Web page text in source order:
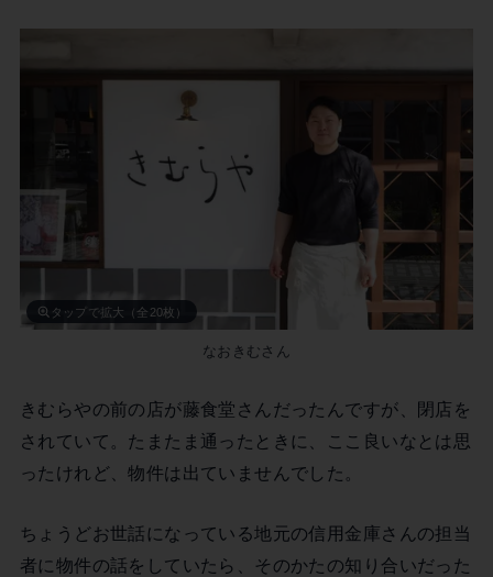
タップで拡大（全20枚）
なおきむさん
きむらやの前の店が藤食堂さんだったんですが、閉店を
されていて。たまたま通ったときに、ここ良いなとは思
ったけれど、物件は出ていませんでした。
ちょうどお世話になっている地元の信用金庫さんの担当
者に物件の話をしていたら、そのかたの知り合いだった